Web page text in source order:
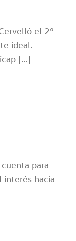
el 2º
ideal.
[…]
para
interés hacia